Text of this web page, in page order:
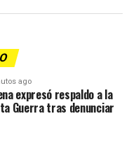
ago
expresó respaldo a la
Guerra tras denunciar